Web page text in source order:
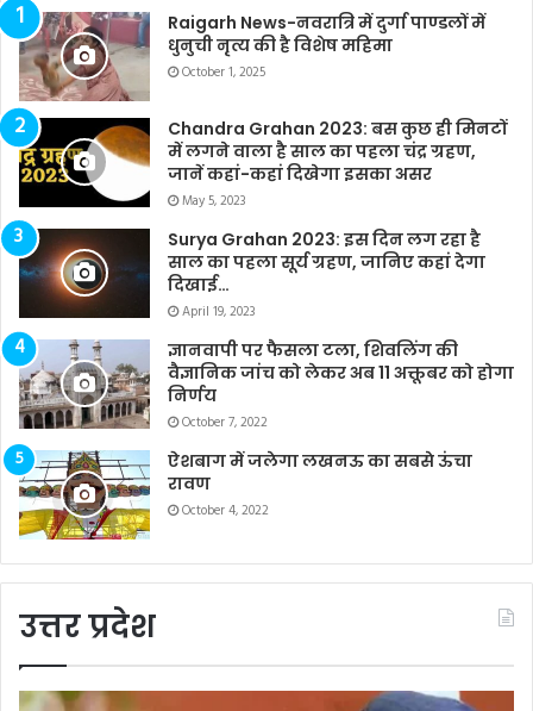
Raigarh News-नवरात्रि में दुर्गा पाण्डलों में
धुनुची नृत्य की है विशेष महिमा
October 1, 2025
Chandra Grahan 2023: बस कुछ ही मिनटों
में लगने वाला है साल का पहला चंद्र ग्रहण,
जानें कहां-कहां दिखेगा इसका असर
May 5, 2023
Surya Grahan 2023: इस दिन लग रहा है
साल का पहला सूर्य ग्रहण, जानिए कहां देगा
दिखाई…
April 19, 2023
ज्ञानवापी पर फैसला टला, शिवलिंग की
वैज्ञानिक जांच को लेकर अब 11 अक्तूबर को होगा
निर्णय
October 7, 2022
ऐशबाग में जलेगा लखनऊ का सबसे ऊंचा
रावण
October 4, 2022
उत्तर प्रदेश